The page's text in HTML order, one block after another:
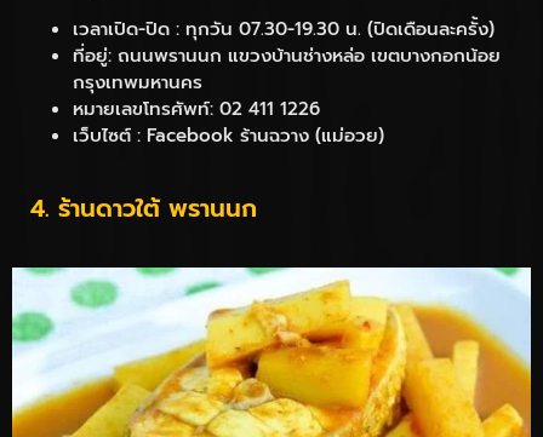
เวลาเปิด-ปิด : ทุกวัน 07.30-19.30 น. (ปิดเดือนละครั้ง)
ที่อยู่: ถนนพรานนก แขวงบ้านช่างหล่อ เขตบางกอกน้อย
กรุงเทพมหานคร
หมายเลขโทรศัพท์: 02 411 1226
เว็บไซต์ : Facebook ร้านฉวาง (แม่อวย)
4. ร้านดาวใต้ พรานนก